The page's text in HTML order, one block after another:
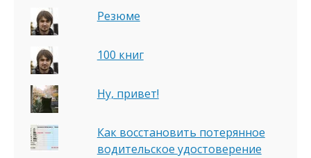
Резюме
100 книг
Ну, привет!
Как восстановить потерянное
водительское удостоверение